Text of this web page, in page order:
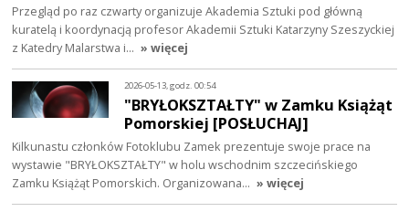
Przegląd po raz czwarty organizuje Akademia Sztuki pod główną
kuratelą i koordynacją profesor Akademii Sztuki Katarzyny Szeszyckiej
z Katedry Malarstwa i… » więcej
2026-05-13, godz. 00:54
"BRYŁOKSZTAŁTY" w Zamku Książąt
Pomorskiej [POSŁUCHAJ]
Kilkunastu członków Fotoklubu Zamek prezentuje swoje prace na
wystawie "BRYŁOKSZTAŁTY" w holu wschodnim szczecińskiego
Zamku Książąt Pomorskich. Organizowana… » więcej